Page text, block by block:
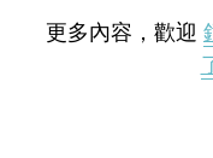
更多內容，歡迎